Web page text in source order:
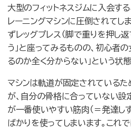
大型のフィットネスジムに入会する
レーニングマシンに圧倒されてし
ずレッグプレス（脚で重りを押し返
う」と座ってみるものの、初心者
るのか全く分からない」という状
マシンは軌道が固定されている
が、自分の骨格に合っていない設
が一番使いやすい筋肉（＝発達し
ばかりを使ってしまいます。これ